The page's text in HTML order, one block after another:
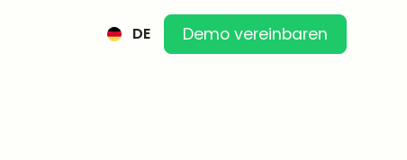
DE Demo vereinbaren